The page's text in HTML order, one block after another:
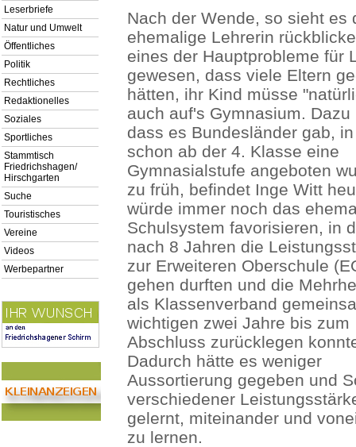
Leserbriefe
Natur und Umwelt
Öffentliches
Politik
Rechtliches
Redaktionelles
Soziales
Sportliches
Stammtisch
Friedrichshagen/
Hirschgarten
Suche
Touristisches
Vereine
Videos
Werbepartner
Nach der Wende, so sieht es
ehemalige Lehrerin
eines der Hauptprobleme für
gewesen, dass viele Eltern
hätten, ihr Kind müsse
auch auf's Gymnasium. Dazu
dass es Bundesländer gab,
schon ab der 4. Klasse eine
Gymnasialstufe angeboten
zu früh, befindet Inge Witt
würde immer noch das
Schulsystem favorisieren, in
nach 8 Jahren die
zur Erweiteren Oberschule
gehen durften und die
als Klassenverband
wichtigen zwei Jahre bis zum
Abschluss zurücklegen
Dadurch hätte es weniger
Aussortierung gegeben und
verschiedener
gelernt, miteinander und
zu lernen.